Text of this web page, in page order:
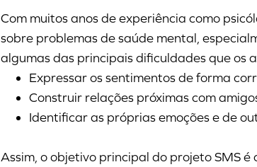
Com muitos anos de experiência como
sobre problemas de saúde mental,
algumas das principais dificuldades que os
Expressar os sentimentos de forma
Construir relações próximas com
Identificar as próprias emoções e de
Assim, o objetivo principal do projeto SMS